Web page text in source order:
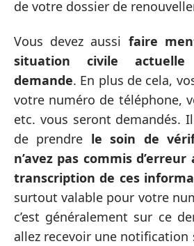
de votre dossier de
Vous devez aussi faire
situation civile
demande. En plus de cela,
votre numéro de téléphone,
etc. vous seront demandés.
de prendre le soin de
n’avez pas commis
transcription de ces
surtout valable pour votre
c’est généralement sur ce
allez recevoir une notification